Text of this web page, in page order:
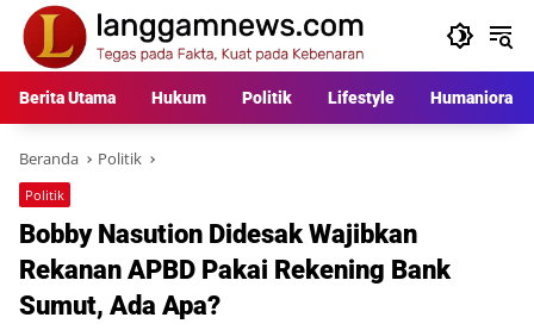
Langsung
konten
Berita Utama Hukum Politik Lifestyle Humaniora
Beranda Politik
Politik
Bobby Nasution Didesak Wajibkan
Rekanan APBD Pakai Rekening Bank
Sumut, Ada Apa?